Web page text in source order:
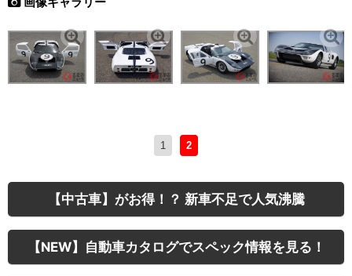
1 2
【中古車】がお得！？ 新車不足で人気沸騰
【NEW】自動車カタログでスペック情報を見る！